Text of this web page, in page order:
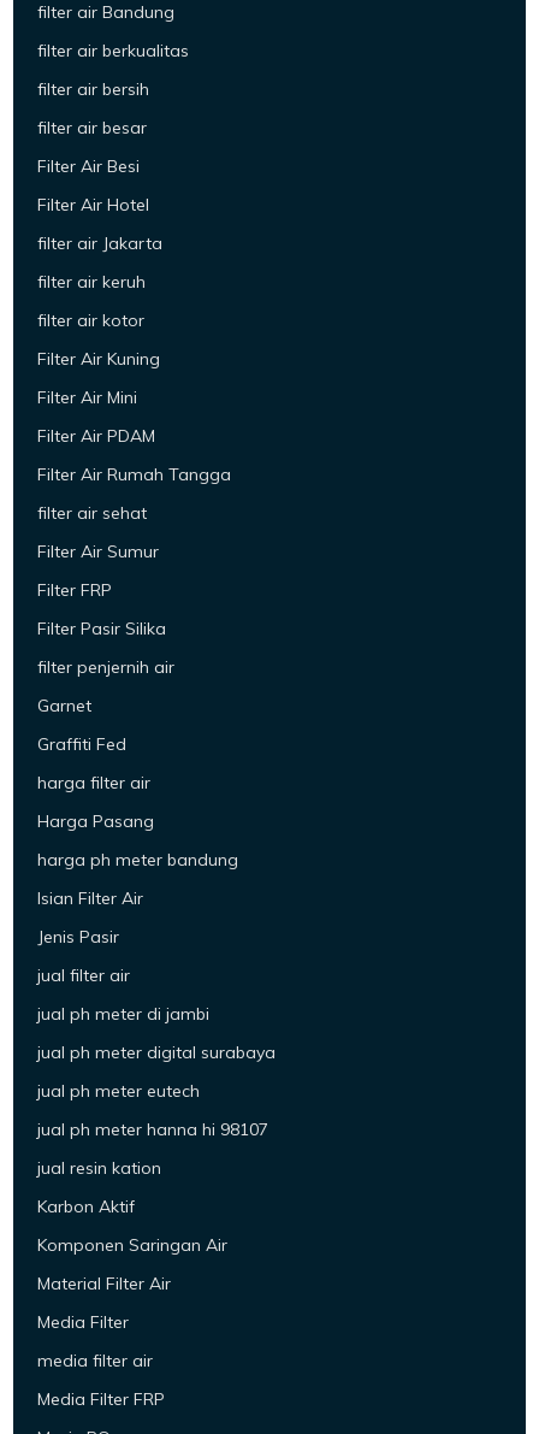
filter air Bandung
filter air berkualitas
filter air bersih
filter air besar
Filter Air Besi
Filter Air Hotel
filter air Jakarta
filter air keruh
filter air kotor
Filter Air Kuning
Filter Air Mini
Filter Air PDAM
Filter Air Rumah Tangga
filter air sehat
Filter Air Sumur
Filter FRP
Filter Pasir Silika
filter penjernih air
Garnet
Graffiti Fed
harga filter air
Harga Pasang
harga ph meter bandung
Isian Filter Air
Jenis Pasir
jual filter air
jual ph meter di jambi
jual ph meter digital surabaya
jual ph meter eutech
jual ph meter hanna hi 98107
jual resin kation
Karbon Aktif
Komponen Saringan Air
Material Filter Air
Media Filter
media filter air
Media Filter FRP